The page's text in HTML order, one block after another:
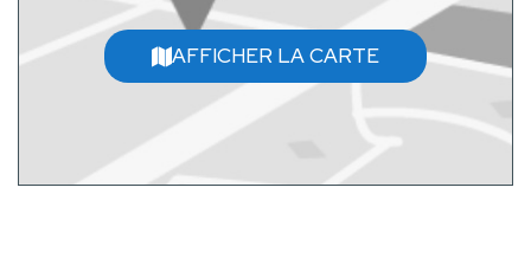
AFFICHER LA CARTE